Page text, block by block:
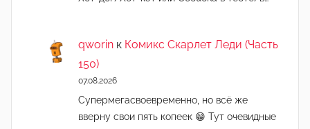
qworin к Комикс Скарлет Леди (Часть
150)
07.08.2026
Супермегасвоевременно, но всё же
вверну свои пять копеек 😁 Тут очевидные